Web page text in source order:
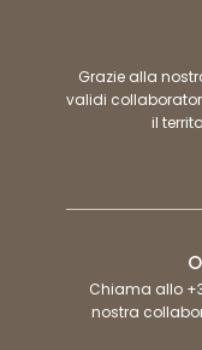
Grazie alla
validi
il
Chiama allo
nostra